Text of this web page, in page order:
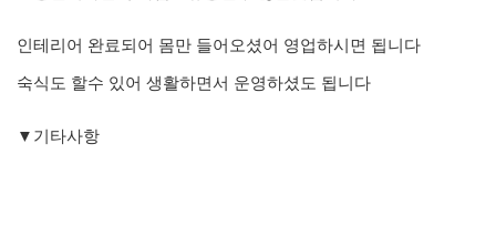
인테리어 완료되어 몸만 들어오셨어 영업하시면 됩니다
숙식도 할수 있어 생활하면서 운영하셨도 됩니다
▼기타사항